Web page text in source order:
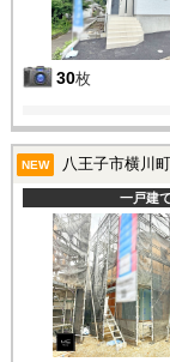
30枚
NEW 八王子市横川
一戸建て